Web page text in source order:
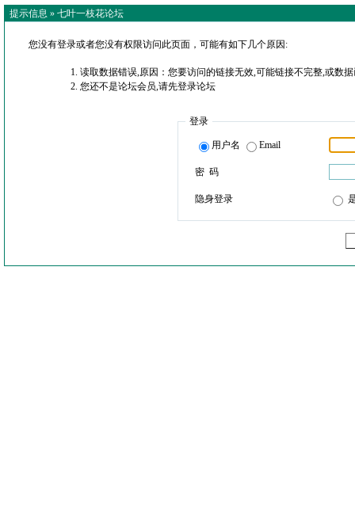
提示信息 » 七叶一枝花论坛
您没有登录或者您没有权限访问此页面，可能有如下几个原因:
读取数据错误,原因：您要访问的链接无效,可能链接不完整,或数
您还不是论坛会员,请先登录论坛
登录
用户名 Email
密 码
隐身登录